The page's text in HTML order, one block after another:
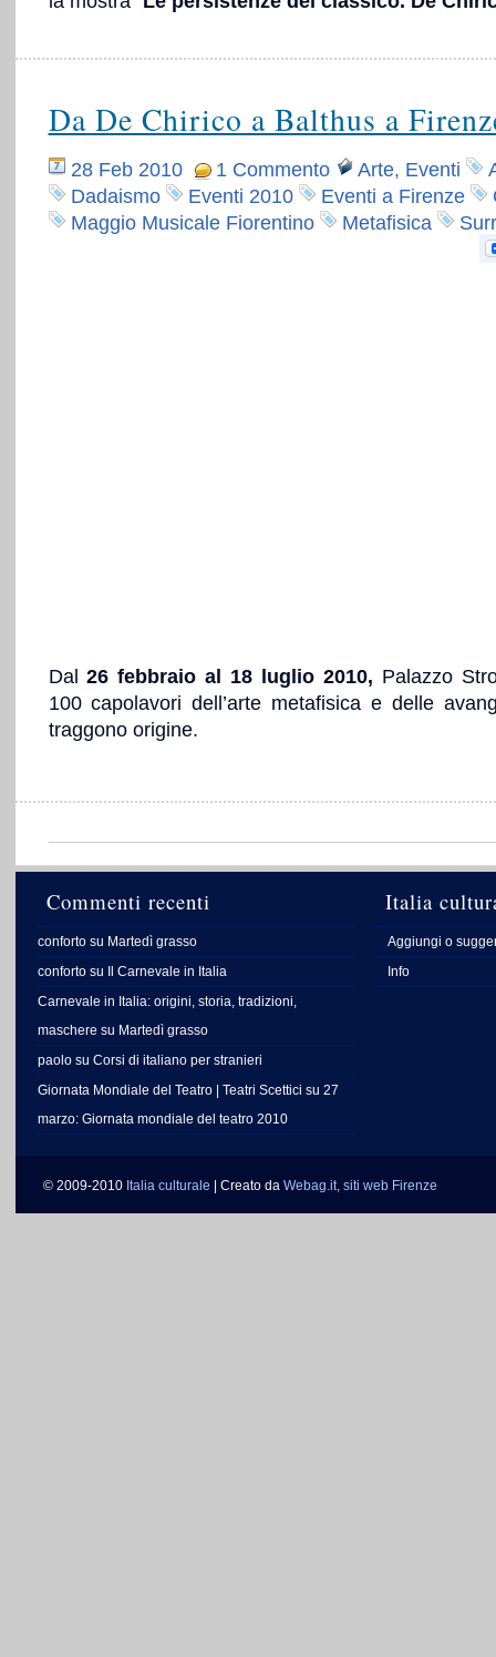
Da De Chirico a Balthus a
28 Feb 2010 1 Commento Arte, Eventi
Dadaismo
Eventi 2010 Eventi a Firenze
Maggio Musicale Fiorentino
Metafisica
Dal26 febbraio al 18 luglio 2010, Palazzo
100 capolavori dell’arte metafisica e delle
traggono origine.
Commenti recenti
confortosu Martedì grasso
confortosu Il Carnevale in Italia
Carnevale in Italia: origini, storia, tradizioni,
maschere su Martedì grasso
paolosu Corsi di italiano per stranieri
Giornata Mondiale del Teatro | Teatri Scettici su 27
marzo: Giornata mondiale del teatro 2010
Italia
Aggiungi o
Info
© 2009-2010 Italia culturale | Creato da Webag.it, siti web Firenze